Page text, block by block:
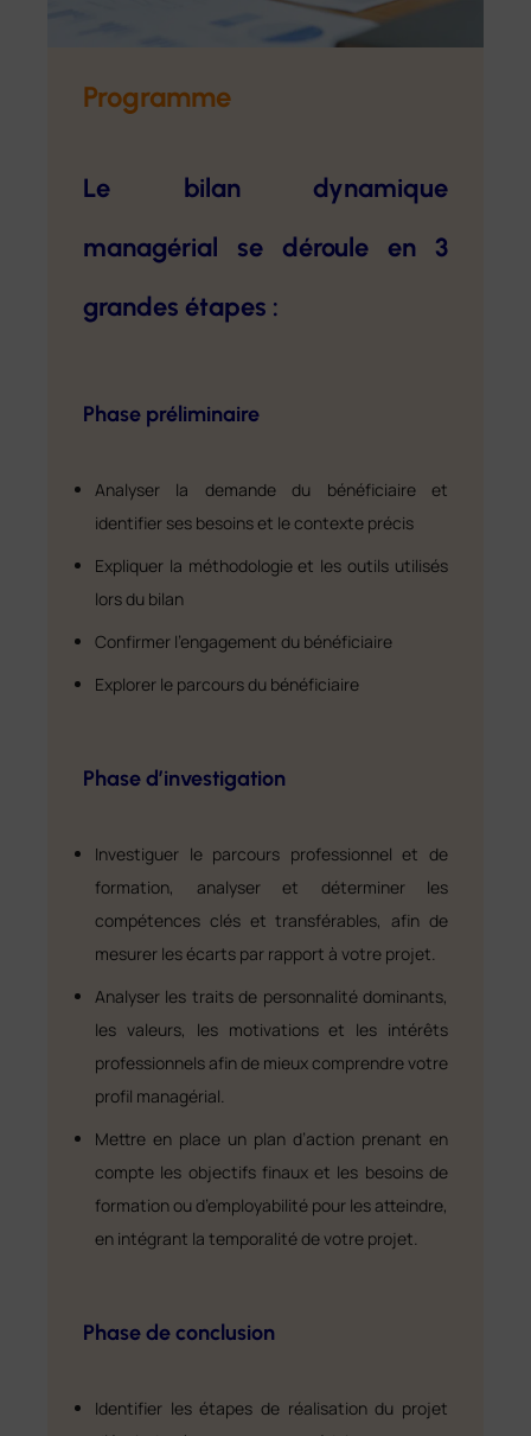
Programme
Le bilan dynamique
managérial se déroule en 3
grandes étapes :
Phase préliminaire
Analyser la demande du bénéficiaire et
identifier ses besoins et le contexte précis
Expliquer la méthodologie et les outils utilisés
lors du bilan
Confirmer l’engagement du bénéficiaire
Explorer le parcours du bénéficiaire
Phase d’investigation
Investiguer le parcours professionnel et de
formation, analyser et déterminer les
compétences clés et transférables, afin de
mesurer les écarts par rapport à votre projet.
Analyser les traits de personnalité dominants,
les valeurs, les motivations et les intérêts
professionnels afin de mieux comprendre votre
profil managérial.
Mettre en place un plan d’action prenant en
compte les objectifs finaux et les besoins de
formation ou d’employabilité pour les atteindre,
en intégrant la temporalité de votre projet.
Phase de conclusion
Identifier les étapes de réalisation du projet